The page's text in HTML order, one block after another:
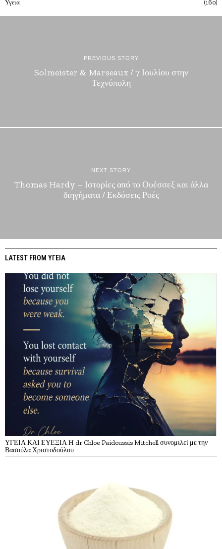
Υγεια 160
PREVIOUS STORY
Solmeister & Marseaux / 7 Ιουλίου στην
Τεχνόπολη
NEXT STORY
Thomas Hardy – Ιστορίες από το Ουέσσεξ και άλλα
διηγήματα / Εκδόσεις Ροές
LATEST FROM ΥΓΕΙΑ
ΥΓΕΙΑ ΚΑΙ ΕΥΕΞΙΑ H dr Chloe Paidoussis Mitchell συνομιλεί με την
Βασούλα Χριστοδούλου